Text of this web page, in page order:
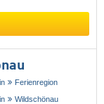
Ferienregion
Wildschönau